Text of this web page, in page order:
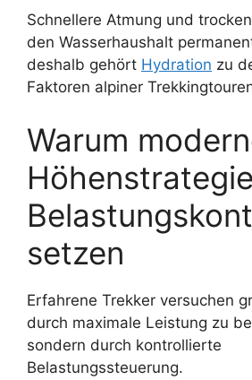
Schnellere Atmung und
den Wasserhaushalt
deshalb gehört Hydration zu
Faktoren alpiner
Warum
setzen
Erfahrene Trekker versuchen
durch maximale Leistung zu
sondern durch kontrollierte
Belastungssteuerung.